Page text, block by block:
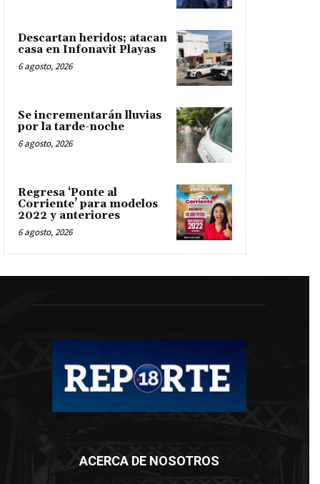
Descartan heridos; atacan
casa en Infonavit Playas
6 agosto, 2026
Se incrementarán lluvias
por la tarde-noche
6 agosto, 2026
Regresa ‘Ponte al
Corriente’ para modelos
2022 y anteriores
6 agosto, 2026
ACERCA DE NOSOTROS